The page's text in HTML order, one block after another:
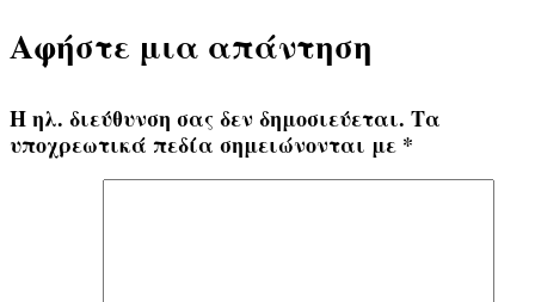
Αφήστε μια απάντηση
Η ηλ. διεύθυνση σας δεν δημοσιεύεται. Τα
υποχρεωτικά πεδία σημειώνονται με *